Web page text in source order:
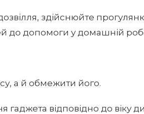
здійснюйте
до допомоги у домашній
а й обмежити його.
гаджета відповідно до віку